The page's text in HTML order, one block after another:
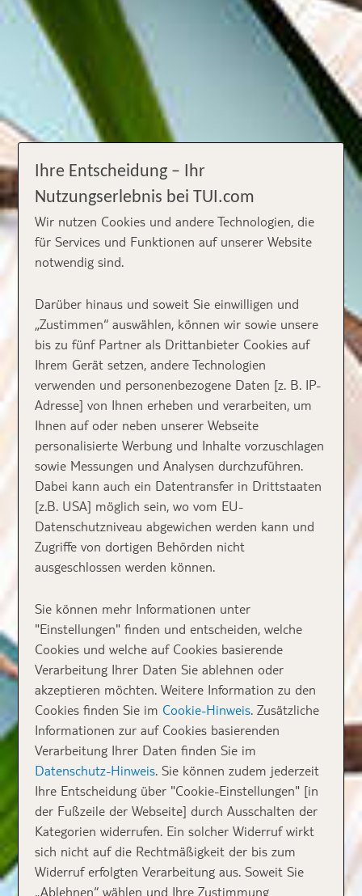
Ihre Entscheidung – Ihr
Nutzungserlebnis bei TUI.com
Wir nutzen Cookies und andere Technologien, die
für Services und Funktionen auf unserer Website
notwendig sind.
Darüber hinaus und soweit Sie einwilligen und
„Zustimmen“ auswählen, können wir sowie unsere
bis zu fünf Partner als Drittanbieter Cookies auf
Ihrem Gerät setzen, andere Technologien
verwenden und personenbezogene Daten [z. B. IP-
Adresse] von Ihnen erheben und verarbeiten, um
Ihnen auf oder neben unserer Webseite
personalisierte Werbung und Inhalte vorzuschlagen
sowie Messungen und Analysen durchzuführen.
Dabei kann auch ein Datentransfer in Drittstaaten
[z.B. USA] möglich sein, wo vom EU-
Datenschutzniveau abgewichen werden kann und
Zugriffe von dortigen Behörden nicht
ausgeschlossen werden können.
Sie können mehr Informationen unter
"Einstellungen" finden und entscheiden, welche
Cookies und welche auf Cookies basierende
Verarbeitung Ihrer Daten Sie ablehnen oder
akzeptieren möchten. Weitere Information zu den
Cookies finden Sie im Cookie-Hinweis. Zusätzliche
Informationen zur auf Cookies basierenden
Verarbeitung Ihrer Daten finden Sie im
Datenschutz-Hinweis. Sie können zudem jederzeit
Ihre Entscheidung über "Cookie-Einstellungen" [in
der Fußzeile der Webseite] durch Ausschalten der
Kategorien widerrufen. Ein solcher Widerruf wirkt
sich nicht auf die Rechtmäßigkeit der bis zum
Widerruf erfolgten Verarbeitung aus. Soweit Sie
„Ablehnen“ wählen und Ihre Zustimmung